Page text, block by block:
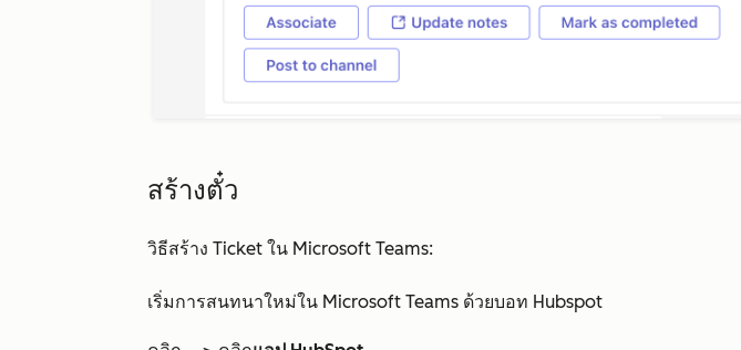
สร้างตั๋ว
วิธีสร้าง Ticket ใน Microsoft Teams:
เริ่มการสนทนาใหม่ใน Microsoft Teams ด้วยบอท Hubspot